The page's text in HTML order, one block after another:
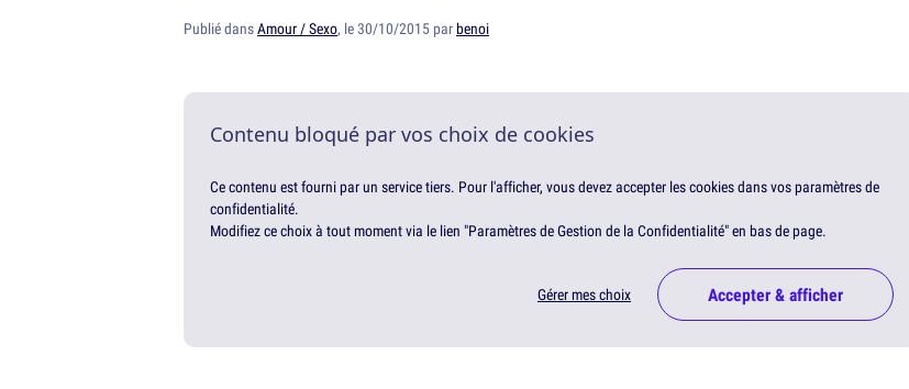
Publié dansAmour / Sexo, le 30/10/2015 parbenoi
Contenu bloqué par vos choix de cookies
Ce contenu est fourni par un service tiers. Pour l'afficher, vous devez accepter les cookies dans vos paramètres de
confidentialité.
Modifiez ce choix à tout moment via le lien "Paramètres de Gestion de la Confidentialité" en bas de page.
Gérer mes choix Accepter & afficher